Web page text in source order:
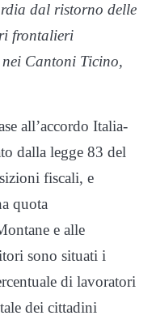
dal ristorno delle
frontalieri
nei Cantoni Ticino,
all’accordo Italia-
dalla legge 83 del
fiscali, e
quota
e alle
sono situati i
di lavoratori
dei cittadini